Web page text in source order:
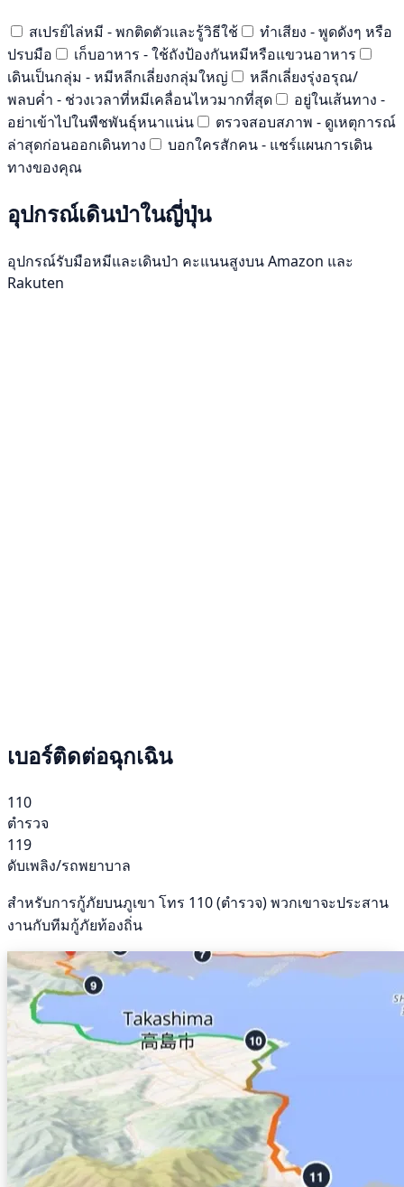
สเปรย์ไล่หมี - พกติดตัวและรู้วิธีใช้
ทำเสียง - พูดดังๆ หรือ
ปรบมือ
เก็บอาหาร - ใช้ถังป้องกันหมีหรือแขวนอาหาร
เดินเป็นกลุ่ม - หมีหลีกเลี่ยงกลุ่มใหญ่
หลีกเลี่ยงรุ่งอรุณ/
พลบค่ำ - ช่วงเวลาที่หมีเคลื่อนไหวมากที่สุด
อยู่ในเส้นทาง -
อย่าเข้าไปในพืชพันธุ์หนาแน่น
ตรวจสอบสภาพ - ดูเหตุการณ์
ล่าสุดก่อนออกเดินทาง
บอกใครสักคน - แชร์แผนการเดิน
ทางของคุณ
อุปกรณ์เดินป่าในญี่ปุ่น
อุปกรณ์รับมือหมีและเดินป่า คะแนนสูงบน Amazon และ
Rakuten
เบอร์ติดต่อฉุกเฉิน
110
ตำรวจ
119
ดับเพลิง/รถพยาบาล
สำหรับการกู้ภัยบนภูเขา โทร 110 (ตำรวจ) พวกเขาจะประสาน
งานกับทีมกู้ภัยท้องถิ่น